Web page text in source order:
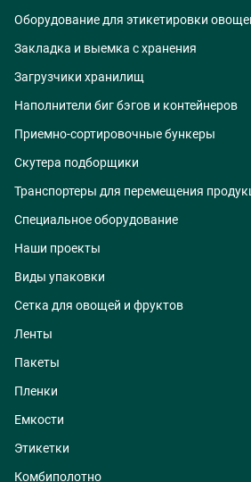
Оборудование для этикетировки
Закладка и выемка с хранения
Загрузчики хранилищ
Наполнители биг бэгов и контейнеров
Приемно-сортировочные бункеры
Скутера подборщики
Транспортеры для перемещения
Специальное оборудование
Наши проекты
Виды упаковки
Сетка для овощей и фруктов
Ленты
Пакеты
Пленки
Емкости
Этикетки
Комбиполотно